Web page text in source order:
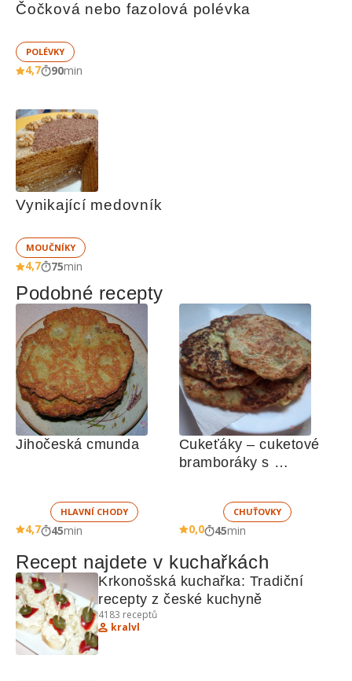
Čočková nebo fazolová polévka
POLÉVKY
4,7 90min
Vynikající medovník
MOUČNÍKY
4,7 75min
Podobné recepty
Jihočeská cmunda
HLAVNÍ CHODY
4,7 45min
Cukeťáky – cuketové
bramboráky s
CHUŤOVKY
0,0 45min
Recept najdete v kuchařkách
Krkonošská kuchařka: Tradiční
recepty z české kuchyně
4183 receptů
kralvl